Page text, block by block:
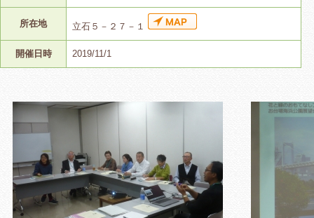
所在地 立石５－２７－１
開催日時 2019/11/1